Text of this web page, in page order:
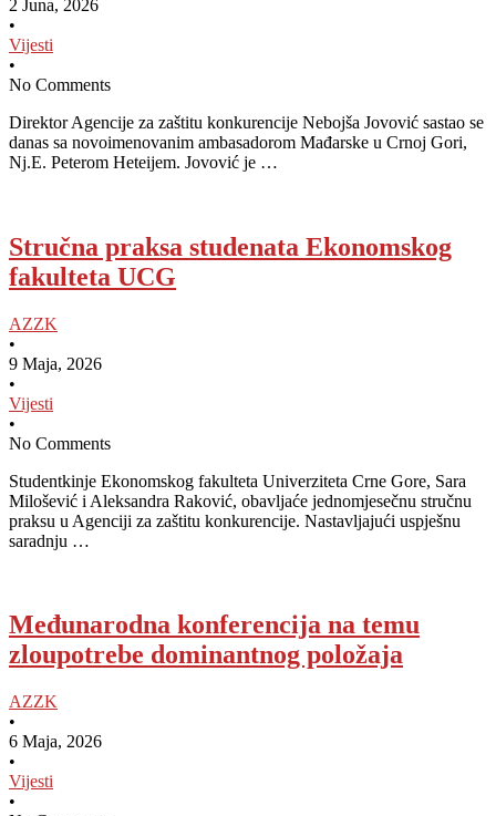
2 Juna, 2026
•
Vijesti
•
No Comments
Direktor Agencije za zaštitu konkurencije Nebojša Jovović sastao se
danas sa novoimenovanim ambasadorom Mađarske u Crnoj Gori,
Nj.E. Peterom Heteijem. Jovović je …
Stručna praksa studenata Ekonomskog
fakulteta UCG
AZZK
•
9 Maja, 2026
•
Vijesti
•
No Comments
Studentkinje Ekonomskog fakulteta Univerziteta Crne Gore, Sara
Milošević i Aleksandra Raković, obavljaće jednomjesečnu stručnu
praksu u Agenciji za zaštitu konkurencije. Nastavljajući uspješnu
saradnju …
Međunarodna konferencija na temu
zloupotrebe dominantnog položaja
AZZK
•
6 Maja, 2026
•
Vijesti
•